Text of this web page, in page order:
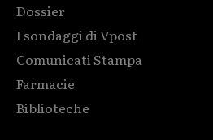
Dossier
I sondaggi di Vpost
Comunicati Stampa
Farmacie
Biblioteche